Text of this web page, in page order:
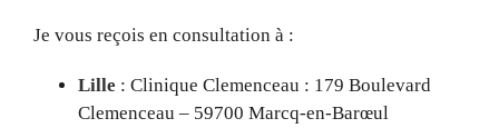
Je vous reçois en consultation à :
Lille : Clinique Clemenceau : 179 Boulevard
Clemenceau – 59700 Marcq-en-Barœul